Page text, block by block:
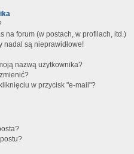
na forum (w postach, w profilach, itd.)
nadal są nieprawidłowe!
nazwą użytkownika?
w przycisk "e-mail"?